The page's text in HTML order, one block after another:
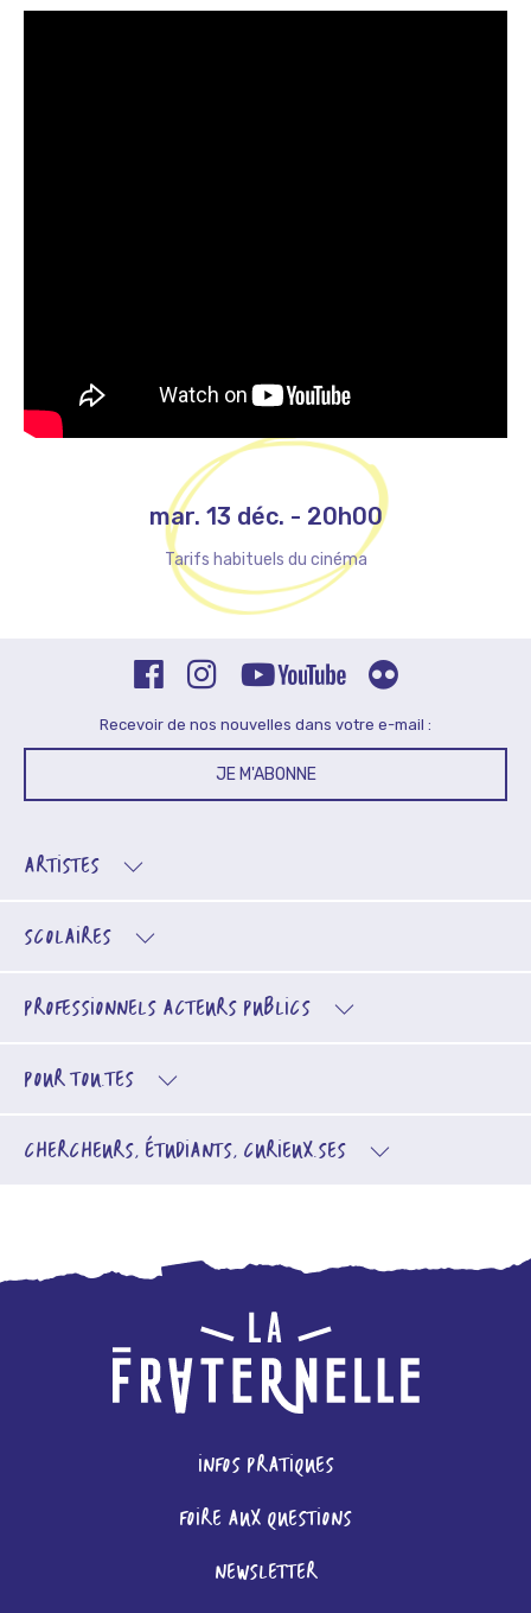
mar. 13 déc. - 20h00
Tarifs habituels du cinéma
Recevoir de nos nouvelles dans votre e-mail :
JE M'ABONNE
ARTISTES
SCOLAIRES
PROFESSIONNELS ACTEURS PUBLICS
POUR TOU.TES
CHERCHEURS, ÉTUDIANTS, CURIEUX.SES
INFOS PRATIQUES
FOIRE AUX QUESTIONS
NEWSLETTER